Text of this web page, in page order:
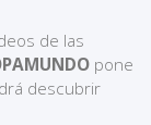
de las
pone
descubrir